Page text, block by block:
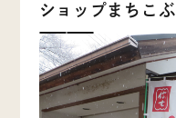
ショップまちこぶ